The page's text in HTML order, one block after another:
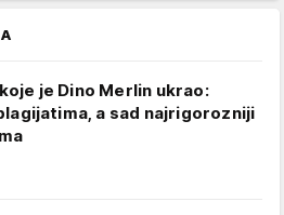
je Dino Merlin ukrao:
a sad najrigorozniji